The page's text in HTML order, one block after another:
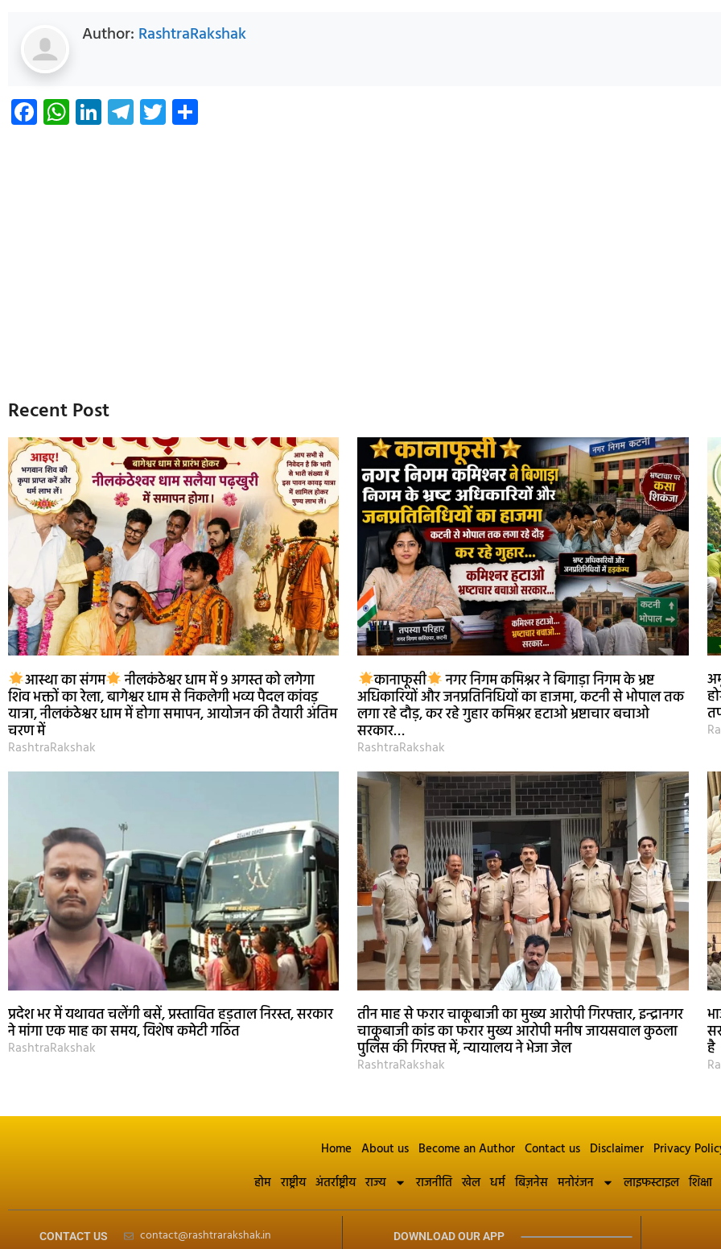
Author: RashtraRakshak
Facebook
WhatsApp
LinkedIn
Telegram
Twitter
Recent Post
आस्था का संगम नीलकंठेश्वर धाम में 9 अगस्त को लगेगा
शिव भक्तों का रेला, बागेश्वर धाम से निकलेगी भव्य पैदल कांवड़
यात्रा, नीलकंठेश्वर धाम में होगा समापन, आयोजन की तैयारी अंतिम
चरण में
RashtraRakshak
कानाफूसी नगर निगम कमिश्नर ने बिगाड़ा निगम के भ्रष्ट
अधिकारियों और जनप्रतिनिधियों का हाजमा, कटनी से भोपाल तक
लगा रहे दौड़, कर रहे गुहार कमिश्नर हटाओ भ्रष्टाचार बचाओ
सरकार…
RashtraRakshak
प्रदेश भर में यथावत चलेंगी बसें, प्रस्तावित हड़ताल निरस्त, सरकार
ने मांगा एक माह का समय, विशेष कमेटी गठित
RashtraRakshak
तीन माह से फरार चाकूबाजी का मुख्य आरोपी गिरफ्तार, इन्द्रानगर
चाकूबाजी कांड का फरार मुख्य आरोपी मनीष जायसवाल कुठला
पुलिस की गिरफ्त में, न्यायालय ने भेजा जेल
RashtraRakshak
है
Home About us Become an Author Contact us Disclaimer Privacy
होम राष्ट्रीय अंतर्राष्ट्रीय राज्य राजनीति खेल धर्म बिज़नेस मनोरंजन लाइफस्टाइल शिक्षा
CONTACT US contact@rashtrarakshak.in DOWNLOAD OUR APP